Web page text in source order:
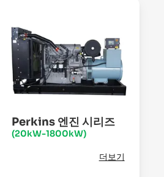
Perkins 엔진 시리즈
(20kW-1800kW)
더보기